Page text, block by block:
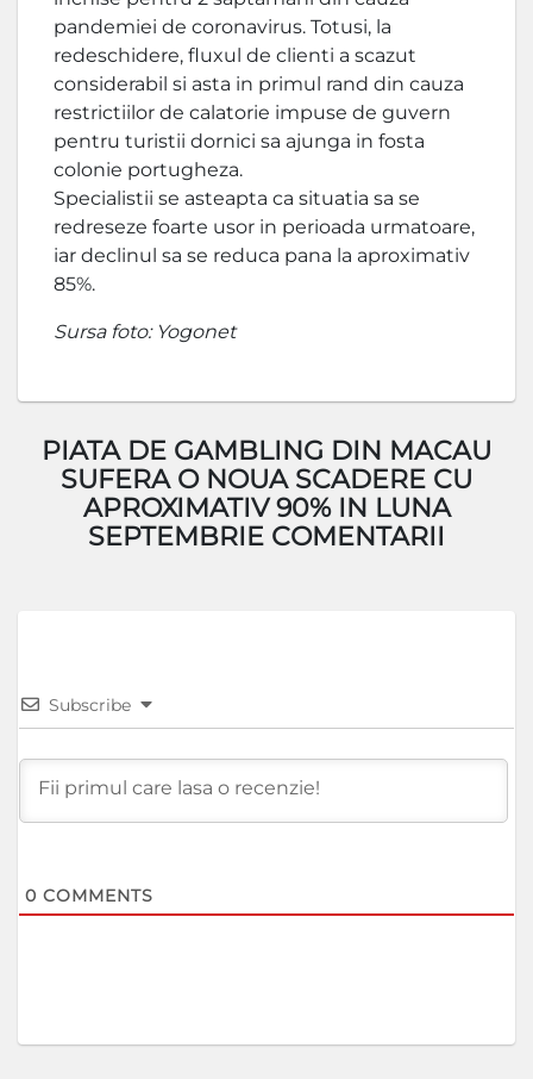
pandemiei de coronavirus. Totusi, la
redeschidere, fluxul de clienti a scazut
considerabil si asta in primul rand din cauza
restrictiilor de calatorie impuse de guvern
pentru turistii dornici sa ajunga in fosta
colonie portugheza.
Specialistii se asteapta ca situatia sa se
redreseze foarte usor in perioada urmatoare,
iar declinul sa se reduca pana la aproximativ
85%.
Sursa foto: Yogonet
PIATA DE GAMBLING DIN MACAU
SUFERA O NOUA SCADERE CU
APROXIMATIV 90% IN LUNA
SEPTEMBRIE COMENTARII
Subscribe
0 COMMENTS